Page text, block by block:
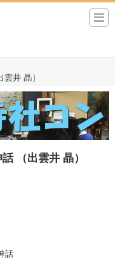
井 晶）
（出雲井 晶）
話